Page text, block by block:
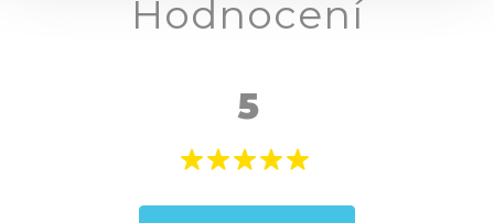
Hodnocení
5